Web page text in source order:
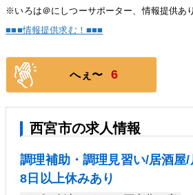
※いろは＠にしつーサポーター、情報提供あ
■■■情報提供求む！■■■
へぇ〜 6
西宮市の求人情報
調理補助・調理見習い/居酒屋/
8日以上休みあり